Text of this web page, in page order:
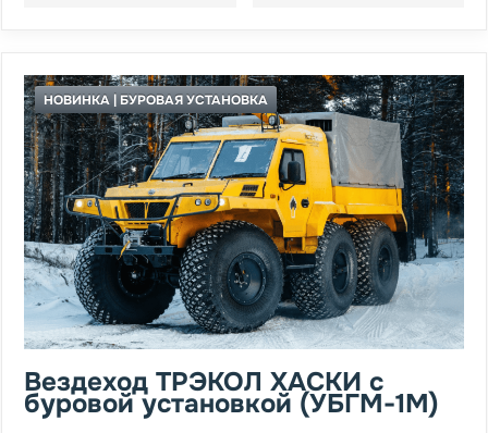
НОВИНКА | БУРОВАЯ УСТАНОВКА
Вездеход ТРЭКОЛ ХАСКИ с
буровой установкой (УБГМ-1М)